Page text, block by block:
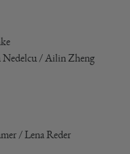
Nedelcu / Ailin Zheng
/ Lena Reder